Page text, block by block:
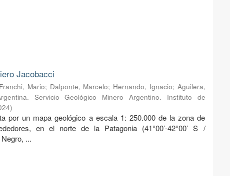
Jacobacci
Franchi, Mario; Dalponte, Marcelo; Hernando, Ignacio; Aguilera,
Servicio Geológico Minero Argentino. Instituto de
)
por un mapa geológico a escala 1: 250.000 de la zona de
en el norte de la Patagonia (41°00’-42°00’ S /
Negro, ...